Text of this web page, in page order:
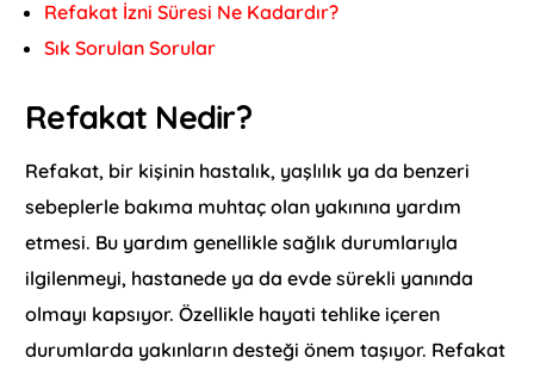
Refakat İzni Süresi Ne Kadardır?
Sık Sorulan Sorular
Refakat Nedir?
Refakat, bir kişinin hastalık, yaşlılık ya da benzeri
sebeplerle bakıma muhtaç olan yakınına yardım
etmesi. Bu yardım genellikle sağlık durumlarıyla
ilgilenmeyi, hastanede ya da evde sürekli yanında
olmayı kapsıyor. Özellikle hayati tehlike içeren
durumlarda yakınların desteği önem taşıyor. Refakat